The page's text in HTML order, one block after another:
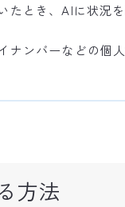
たとき、AIに状況
ナンバーなどの個
方法